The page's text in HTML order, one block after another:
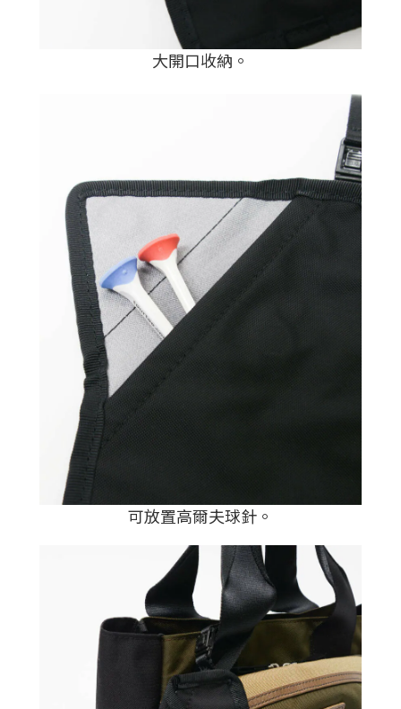
大開口收納。
可放置高爾夫球針。